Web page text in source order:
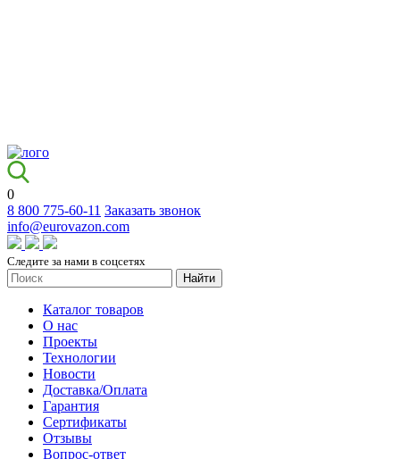
0
8 800 775-60-11 Заказать звонок
info@eurovazon.com
Следите за нами в соцсетях
Найти
Каталог товаров
О нас
Проекты
Технологии
Новости
Доставка/Оплата
Гарантия
Сертификаты
Отзывы
Вопрос-ответ